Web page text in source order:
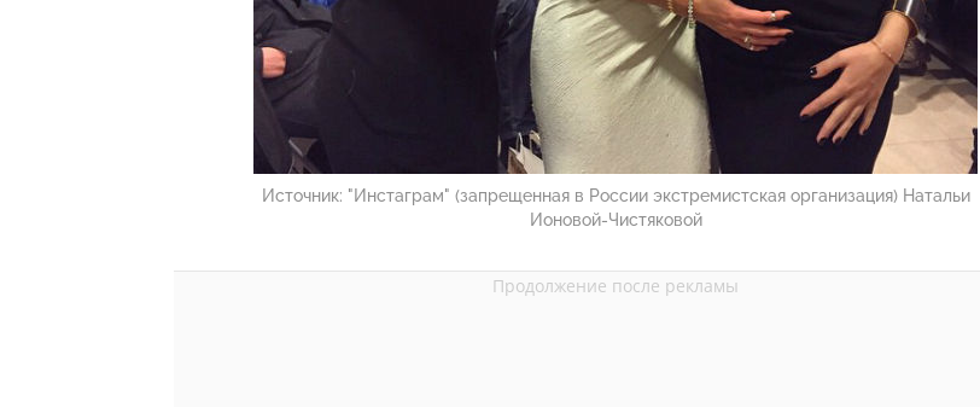
Источник: "Инстаграм" (запрещенная в России экстремистская организация) Натальи
Ионовой-Чистяковой